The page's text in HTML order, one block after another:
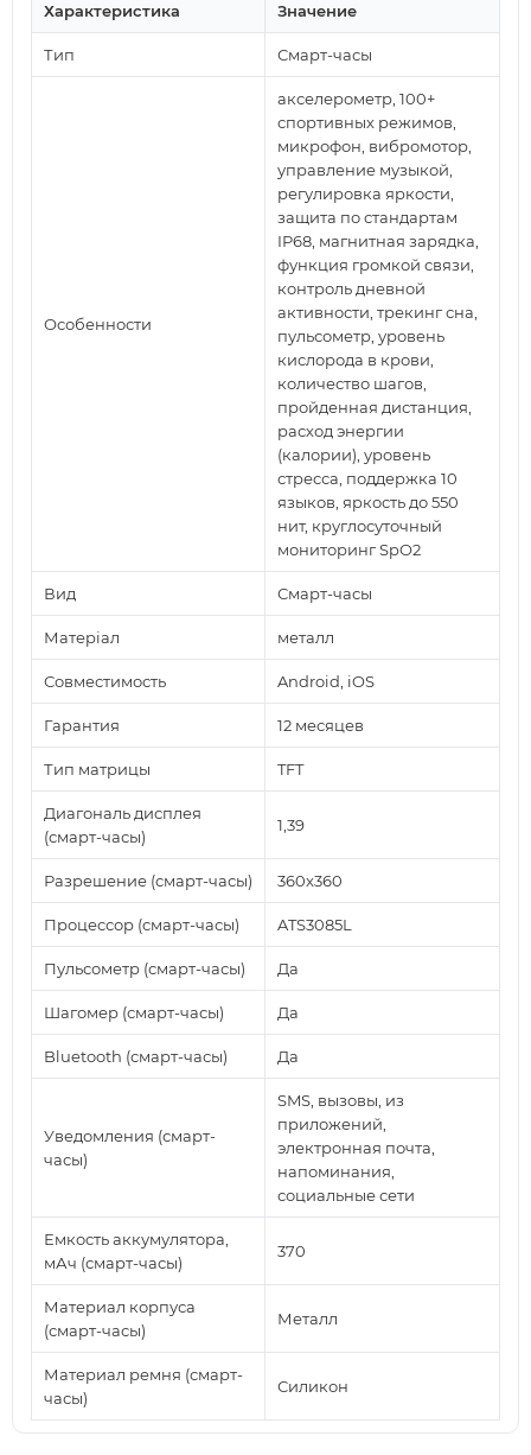
Характеристика Значение
Тип Смарт-часы
Особенности
акселерометр, 100+
спортивных режимов,
микрофон, вибромотор,
управление музыкой,
регулировка яркости,
защита по стандартам
IP68, магнитная зарядка,
функция громкой связи,
контроль дневной
активности, трекинг сна,
пульсометр, уровень
кислорода в крови,
количество шагов,
пройденная дистанция,
расход энергии
(калории), уровень
стресса, поддержка 10
языков, яркость до 550
нит, круглосуточный
мониторинг SpO2
Вид Смарт-часы
Матеріал металл
Совместимость Android, iOS
Гарантия 12 месяцев
Тип матрицы TFT
Диагональ дисплея
(смарт-часы)
1,39
Разрешение (смарт-часы) 360x360
Процессор (смарт-часы) ATS3085L
Пульсометр (смарт-часы) Да
Шагомер (смарт-часы) Да
Bluetooth (смарт-часы) Да
Уведомления (смарт-
часы)
SMS, вызовы, из
приложений,
электронная почта,
напоминания,
социальные сети
Емкость аккумулятора,
мАч (смарт-часы)
370
Материал корпуса
(смарт-часы)
Металл
Материал ремня (смарт-
часы)
Силикон